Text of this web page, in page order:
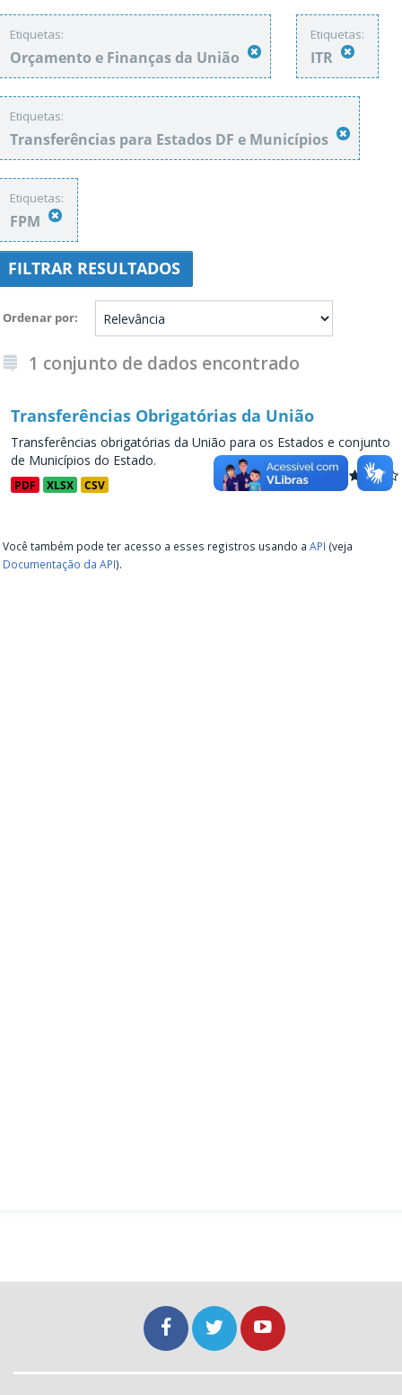
Etiquetas:
Orçamento e Finanças da União
Etiquetas:
ITR
Etiquetas:
Transferências para Estados DF e Municípios
Etiquetas:
FPM
FILTRAR RESULTADOS
Ordenar por
1 conjunto de dados encontrado
Transferências Obrigatórias da União
Transferências obrigatórias da União para os Estados e conjunto
de Municípios do Estado.
PDF XLSX CSV
Você também pode ter acesso a esses registros usando a API (veja
Documentação da API).